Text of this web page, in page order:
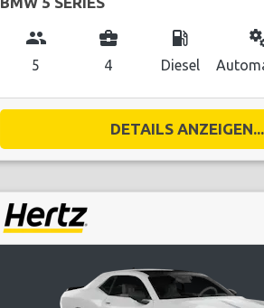
group
5
business_center
4
local_gas_station
Diesel
DETAILS ANZEIGEN...